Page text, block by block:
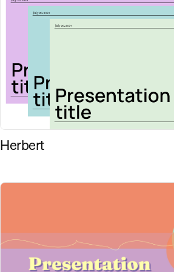
Herbert